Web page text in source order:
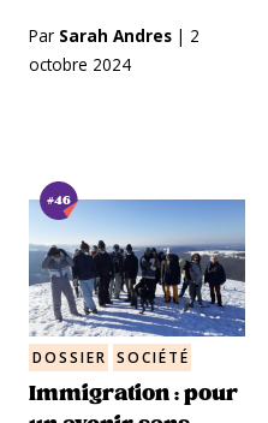
Par Sarah Andres | 2
octobre 2024
#46
DOSSIER SOCIÉTÉ
Immigration : pour